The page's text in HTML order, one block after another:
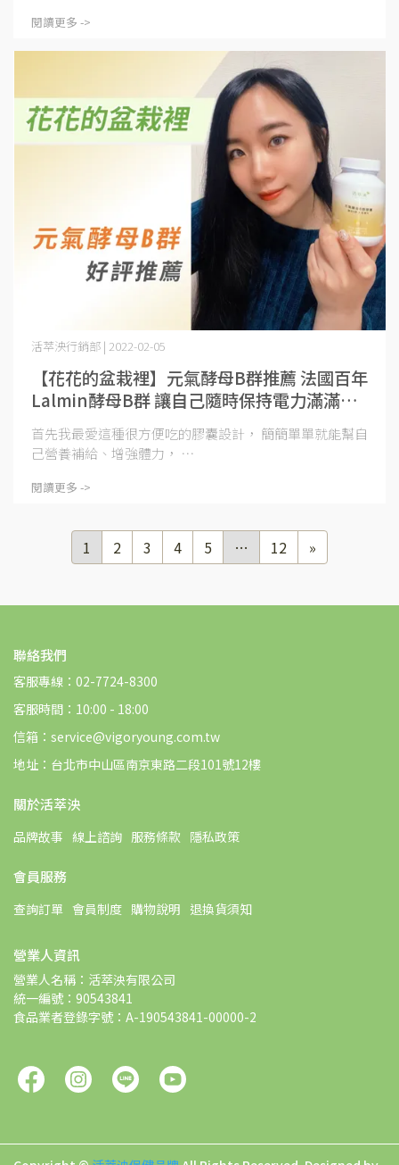
閱讀更多 ->
【花花的盆栽裡】元氣酵母B群推薦 法國百年
Lalmin酵母B群 讓自己隨時保持電力滿滿狀
態｜活萃泱
活萃泱行銷部 | 2022-02-05
首先我最愛這種很方便吃的膠囊設計， 簡簡單單就能幫自
己營養補給、增強體力， ⋯
閱讀更多 ->
1 2 3 4 5 … 12 »
聯絡我們
客服專線：02-7724-8300
客服時間：10:00 - 18:00
信箱：service@vigoryoung.com.tw
地址：台北市中山區南京東路二段101號12樓
關於活萃泱
品牌故事 線上諮詢 服務條款 隱私政策
會員服務
查詢訂單 會員制度 購物說明 退換貨須知
營業人資訊
營業人名稱：活萃泱有限公司
統一編號：90543841
食品業者登錄字號：A-190543841-00000-2